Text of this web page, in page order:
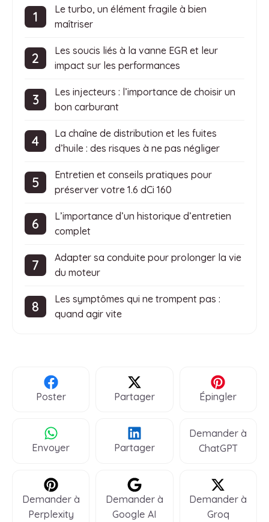
Le turbo, un élément fragile à bien
maîtriser
Les soucis liés à la vanne EGR et leur
impact sur les performances
Les injecteurs : l’importance de choisir un
bon carburant
La chaîne de distribution et les fuites
d’huile : des risques à ne pas négliger
Entretien et conseils pratiques pour
préserver votre 1.6 dCi 160
L’importance d’un historique d’entretien
complet
Adapter sa conduite pour prolonger la vie
du moteur
Les symptômes qui ne trompent pas :
quand agir vite
Poster Partager Épingler
Envoyer Partager
Demander à
ChatGPT
Demander à
Perplexity
Demander à
Google AI
Demander à
Groq